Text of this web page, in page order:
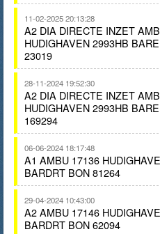
11-02-2025 20:13:28
A2 DIA DIRECTE INZET
HUDIGHAVEN 2993HB
23019
28-11-2024 19:52:30
A2 DIA DIRECTE INZET
HUDIGHAVEN 2993HB
169294
06-06-2024 18:17:48
A1 AMBU 17136
BARDRT BON 81264
29-04-2024 10:43:00
A2 AMBU 17146
BARDRT BON 62094